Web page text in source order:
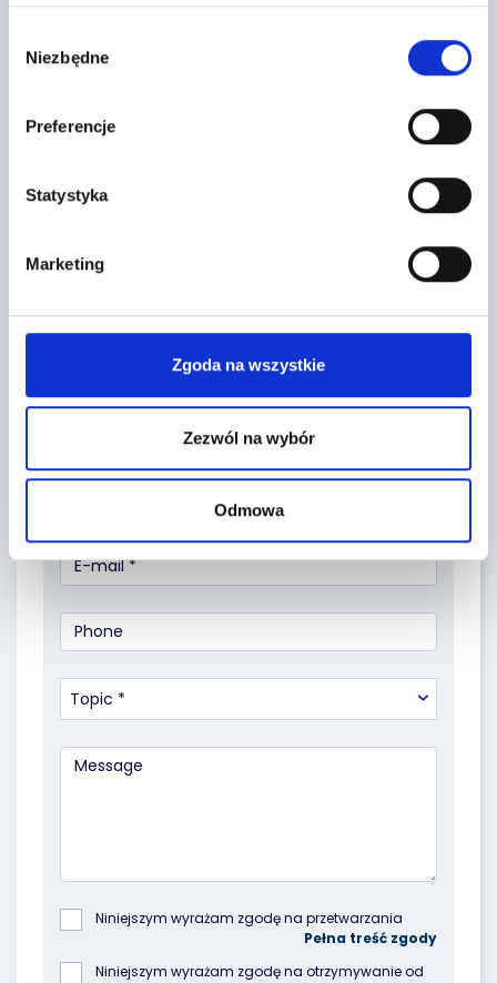
zgody
Niezbędne
Preferencje
Statystyka
Marketing
Zgoda na wszystkie
Zezwól na wybór
Odmowa
CONTACT FORM
Topic *
Niniejszym wyrażam zgodę na przetwarzania
podanych przeze mnie danych osobowych przez
Komornikach, przy ul. Lipowej 2, 55-300 Komorniki,
Niniejszym wyrażam zgodę na otrzymywanie od